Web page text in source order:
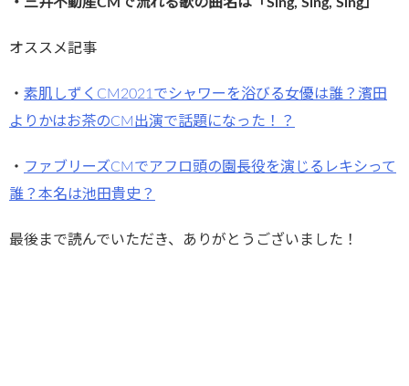
・三井不動産CMで流れる歌の曲名は「Sing, Sing, Sing」
オススメ記事
・ 素肌しずくCM2021でシャワーを浴びる女優は誰？濱田
よりかはお茶のCM出演で話題になった！？
・ ファブリーズCMでアフロ頭の園長役を演じるレキシって
誰？本名は池田貴史？
最後まで読んでいただき、ありがとうございました！